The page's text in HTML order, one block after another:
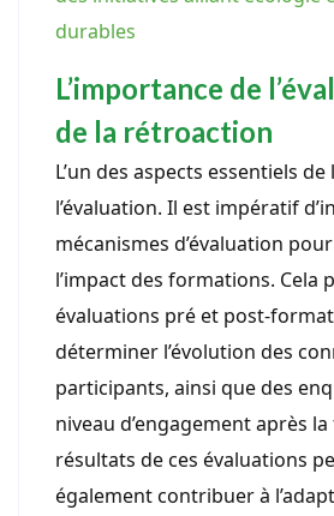
durables
L’importance de
de la rétroaction
L’un des aspects essentiels de
l’évaluation. Il est impératif
mécanismes d’évaluation
l’impact des formations. Cela
évaluations pré et post-
déterminer l’évolution des
participants, ainsi que des
niveau d’engagement après
résultats de ces évaluations
également contribuer à